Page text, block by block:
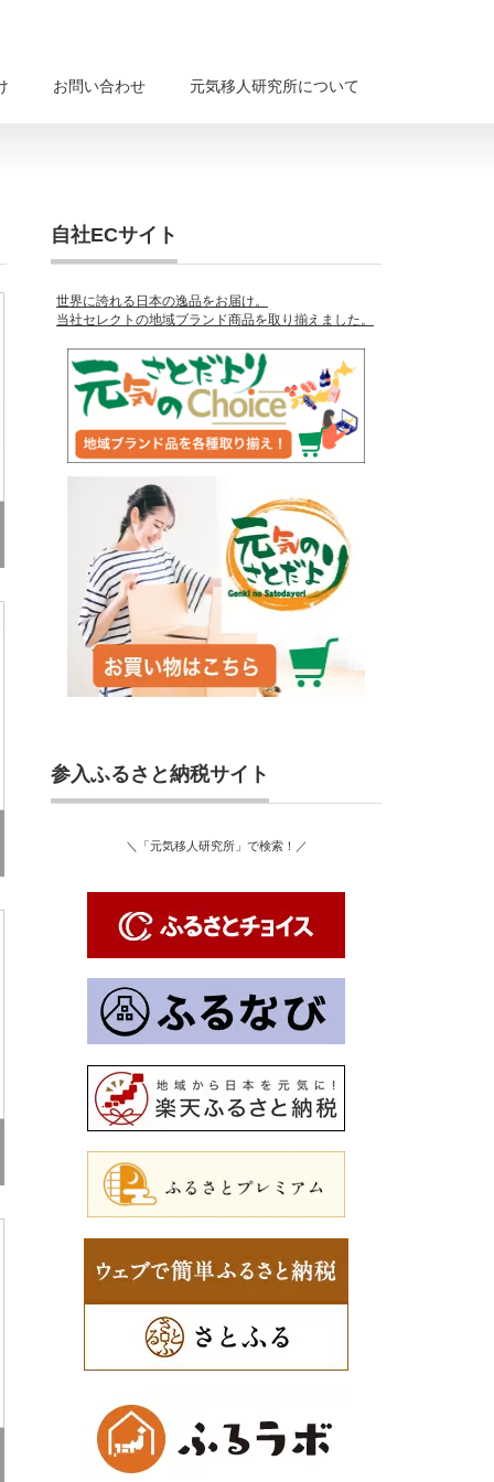
お問い合わせ 元気移人研究所について
自社ECサイト
世界に誇れる日本の逸品をお届け。
当社セレクトの地域ブランド商品を取り揃えました。
参入ふるさと納税サイト
＼「元気移人研究所」で検索！／